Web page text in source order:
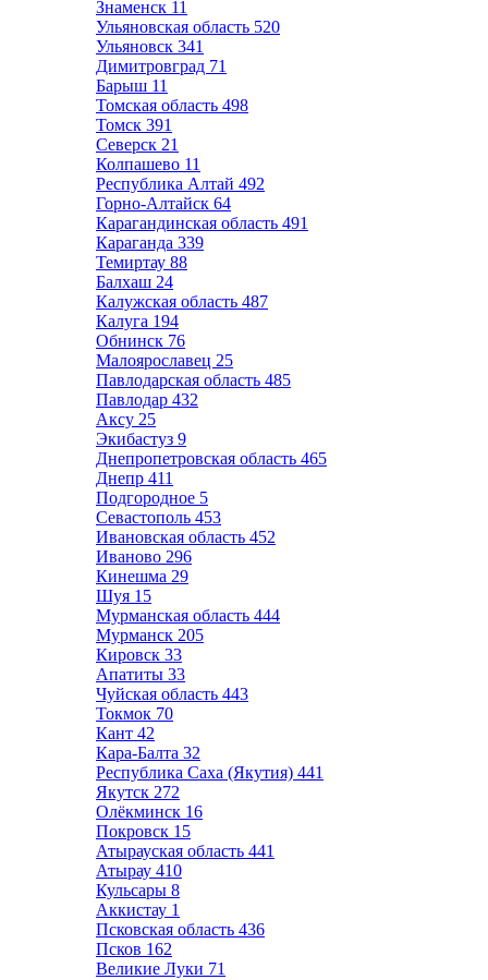
Знаменск 11
Ульяновская область 520
Ульяновск 341
Димитровград 71
Барыш 11
Томская область 498
Томск 391
Северск 21
Колпашево 11
Республика Алтай 492
Горно-Алтайск 64
Карагандинская область 491
Караганда 339
Темиртау 88
Балхаш 24
Калужская область 487
Калуга 194
Обнинск 76
Малоярославец 25
Павлодарская область 485
Павлодар 432
Аксу 25
Экибастуз 9
Днепропетровская область 465
Днепр 411
Подгородное 5
Севастополь 453
Ивановская область 452
Иваново 296
Кинешма 29
Шуя 15
Мурманская область 444
Мурманск 205
Кировск 33
Апатиты 33
Чуйская область 443
Токмок 70
Кант 42
Кара-Балта 32
Республика Саха (Якутия) 441
Якутск 272
Олёкминск 16
Покровск 15
Атырауская область 441
Атырау 410
Кульсары 8
Аккистау 1
Псковская область 436
Псков 162
Великие Луки 71